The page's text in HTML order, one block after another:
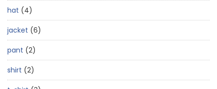
hat 4
jacket 6
pant 2
shirt 2